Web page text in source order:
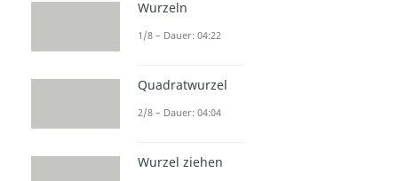
Wurzeln
1/8 – Dauer: 04:22
Quadratwurzel
2/8 – Dauer: 04:04
Wurzel ziehen